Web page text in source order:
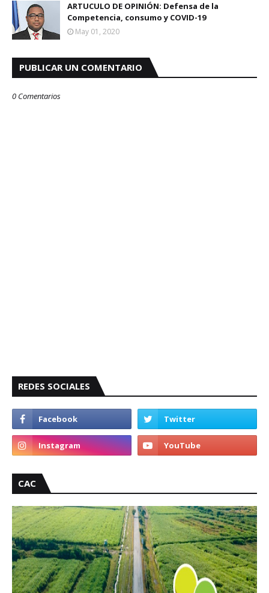
ARTUCULO DE OPINIÓN: Defensa de la
Competencia, consumo y COVID-19
May 01, 2020
PUBLICAR UN COMENTARIO
0 Comentarios
REDES SOCIALES
CAC